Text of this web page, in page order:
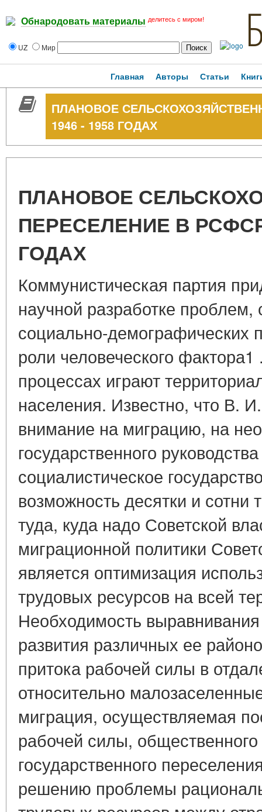
Обнародовать материалы делитесь с миром!
UZ Мир
Главная Авторы Статьи
ПЛАНОВОЕ
1946 - 1958 ГОДАХ
ПЛАНОВОЕ
ПЕРЕСЕЛЕНИЕ В РСФСР
ГОДАХ
Коммунистическая партия
научной разработке
социально-
роли человеческого
процессах играют
населения. Известно, что В.
внимание на миграцию, на
государственного
социалистическое
возможность десятки и сотни
туда, куда надо Советской
миграционной политики
является оптимизация
трудовых ресурсов на всей
Необходимость
развития различных ее
притока рабочей силы в
относительно
миграция, осуществляемая
рабочей силы,
государственного
решению проблемы